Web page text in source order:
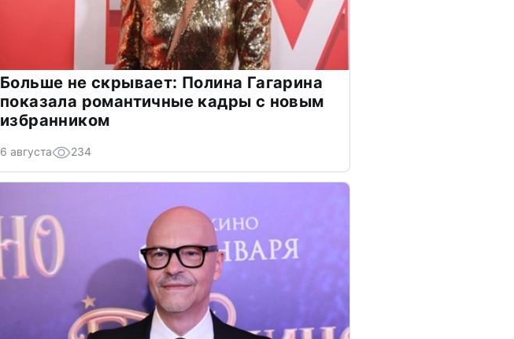
Больше не скрывает: Полина Гагарина
показала романтичные кадры с новым
избранником
6 августа 234